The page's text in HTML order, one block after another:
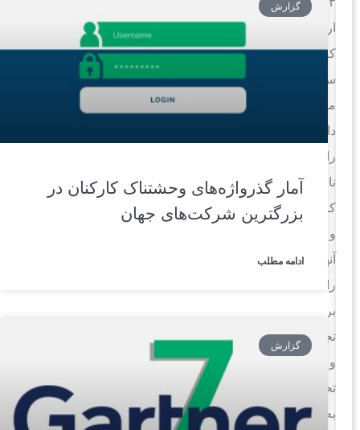
ارزیابی
کرد،
سپس
مجموعه
داده‌ها
ناشناس
کرد
برای
تجزیه
تحلیل
گزارش
آمار گذرواژه‌‌های وحشتناک کارکنان در
بزرگترین شرکت‌های جهان
ادامه مطلب
گزارش